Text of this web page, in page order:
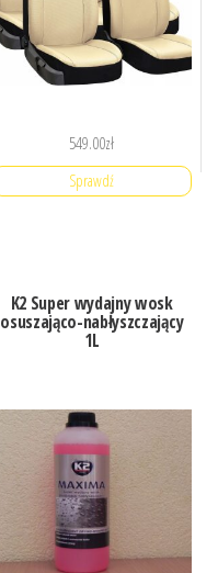
549.00zł
Sprawdź
K2 Super wydajny wosk
osuszająco-nabłyszczający
1L